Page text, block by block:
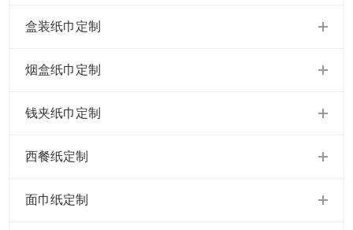
盒装纸巾定制
烟盒纸巾定制
钱夹纸巾定制
西餐纸定制
面巾纸定制